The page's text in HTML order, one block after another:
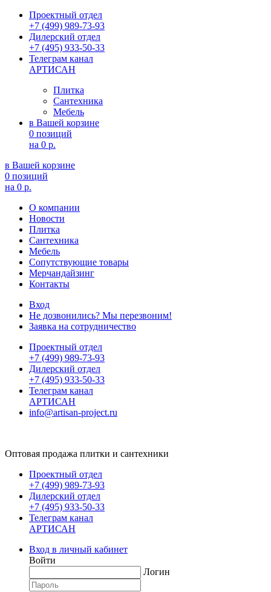
Проектный отдел
+7 (499) 989-73-93
Дилерский отдел
+7 (495) 933-50-33
Телеграм канал
АРТИСАН
Плитка
Сантехника
Мебель
в Вашей корзине
0 позиций
на 0 р.
в Вашей корзине
0 позиций
на 0 р.
О компании
Новости
Плитка
Сантехника
Мебель
Сопутствующие товары
Мерчандайзинг
Контакты
Вход
Не дозвонились? Мы перезвоним!
Заявка на сотрудничество
Проектный отдел
+7 (499) 989-73-93
Дилерский отдел
+7 (495) 933-50-33
Телеграм канал
АРТИСАН
info@artisan-project.ru
Оптовая продажа плитки и сантехники
Проектный отдел
+7 (499) 989-73-93
Дилерский отдел
+7 (495) 933-50-33
Телеграм канал
АРТИСАН
Вход в личный кабинет
Войти
Логин